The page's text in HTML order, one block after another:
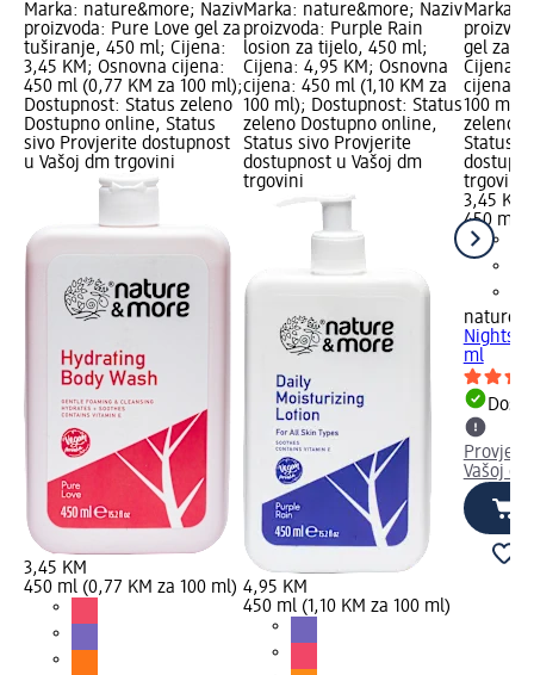
Marka: nature&more; Naziv
proizvoda: Pure Love gel za
tuširanje, 450 ml; Cijena:
3,45 KM; Osnovna cijena:
450 ml (0,77 KM za 100 ml);
Dostupnost: Status zeleno
Dostupno online, Status
sivo Provjerite dostupnost
u Vašoj dm trgovini
3,45 KM
450 ml (0,77 KM za 100 ml)
Marka: nature&more; Naziv
proizvoda: Purple Rain
losion za tijelo, 450 ml;
Cijena: 4,95 KM; Osnovna
cijena: 450 ml (1,10 KM za
100 ml); Dostupnost: Status
zeleno Dostupno online,
Status sivo Provjerite
dostupnost u Vašoj dm
trgovini
4,95 KM
450 ml (1,10 KM za 100 ml)
Marka:
gel za
Cijena:
cijena:
100 ml);
zeleno
Status
trgovini
3,45 KM
450 ml
Nights
ml
Vašoj